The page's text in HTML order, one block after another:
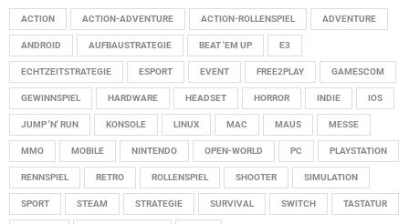
ACTION ACTION-ADVENTURE ACTION-ROLLENSPIEL ADVENTURE
ANDROID AUFBAUSTRATEGIE BEAT 'EM UP E3
ECHTZEITSTRATEGIE ESPORT EVENT FREE2PLAY GAMESCOM
GEWINNSPIEL HARDWARE HEADSET HORROR INDIE IOS
JUMP 'N' RUN KONSOLE LINUX MAC MAUS MESSE
MMO MOBILE NINTENDO OPEN-WORLD PC PLAYSTATION
RENNSPIEL RETRO ROLLENSPIEL SHOOTER SIMULATION
SPORT STEAM STRATEGIE SURVIVAL SWITCH TASTATUR